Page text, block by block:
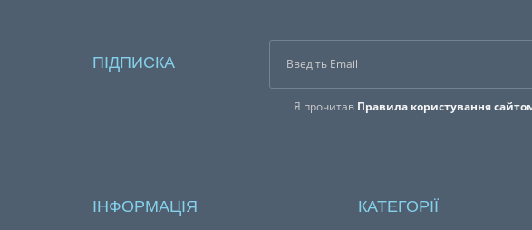
ПІДПИСКА
Я прочитав Правила користування
ІНФОРМАЦІЯ КАТЕГОРІЇ